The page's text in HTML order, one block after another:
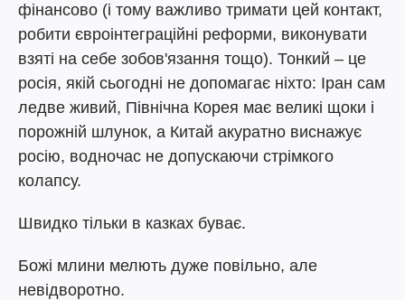
фінансово (і тому важливо тримати цей контакт,
робити євроінтеграційні реформи, виконувати
взяті на себе зобов'язання тощо). Тонкий – це
росія, якій сьогодні не допомагає ніхто: Іран сам
ледве живий, Північна Корея має великі щоки і
порожній шлунок, а Китай акуратно виснажує
росію, водночас не допускаючи стрімкого
колапсу.
Швидко тільки в казках буває.
Божі млини мелють дуже повільно, але
невідворотно.